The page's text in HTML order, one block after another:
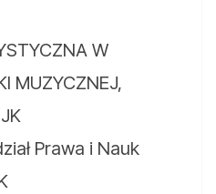
W
MUZYCZNEJ,
Prawa i Nauk